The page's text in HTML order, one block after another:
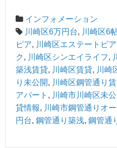
インフォメーション
川崎区6万円台, 川崎区6
ピア, 川崎区エステートピ
ク , 川崎区シンエイライフ,
築浅賃貸, 川崎区賃貸, 川崎
り未公開, 川崎区鋼管通り
アパート , 川崎市川崎区未
貸情報, 川崎市鋼管通りオ
円台, 鋼管通り築浅, 鋼管通